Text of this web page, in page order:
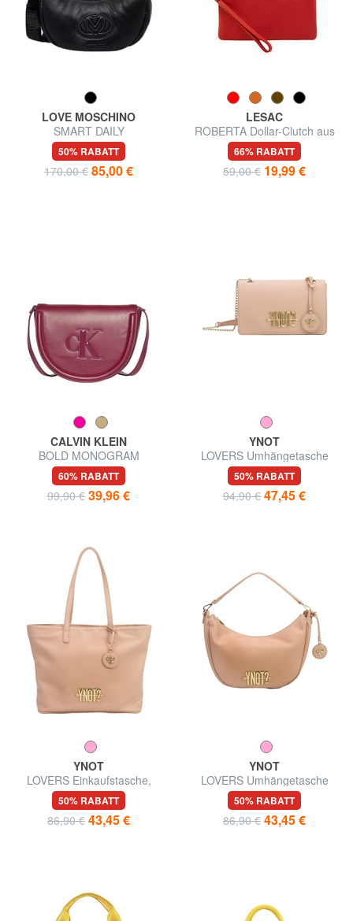
LOVE MOSCHINO
SMART DAILY
Umhängetasche
50% RABATT
170,00 € 85,00 €
LESAC
ROBERTA Dollar-Clutch aus
Leder
66% RABATT
59,00 € 19,99 €
CALVIN KLEIN
BOLD MONOGRAM
Umhängetasche
60% RABATT
99,90 € 39,96 €
YNOT
LOVERS Umhängetasche
50% RABATT
94,90 € 47,45 €
YNOT
LOVERS Einkaufstasche,
Umhängetasche
50% RABATT
86,90 € 43,45 €
YNOT
LOVERS Umhängetasche
50% RABATT
86,90 € 43,45 €